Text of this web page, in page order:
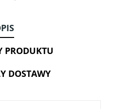
PRODUKTU
DOSTAWY